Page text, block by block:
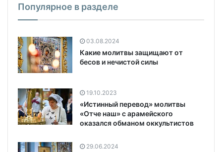
Популярное в разделе
03.08.2024
Какие молитвы защищают от
бесов и нечистой силы
19.10.2023
«Истинный перевод» молитвы
«Отче наш» с арамейского
оказался обманом оккультистов
29.06.2024